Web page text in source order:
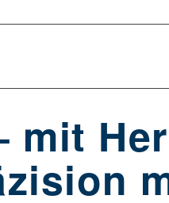
mit